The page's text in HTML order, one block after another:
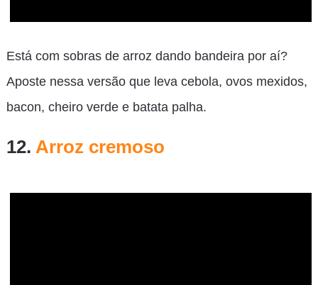
Está com sobras de arroz dando bandeira por aí?
Aposte nessa versão que leva cebola, ovos mexidos,
bacon, cheiro verde e batata palha.
12. Arroz cremoso